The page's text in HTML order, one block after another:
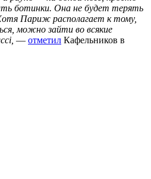
ботинки. Она не будет терять
Париж располагает к тому,
можно зайти во всякие
— отметил Кафельников в